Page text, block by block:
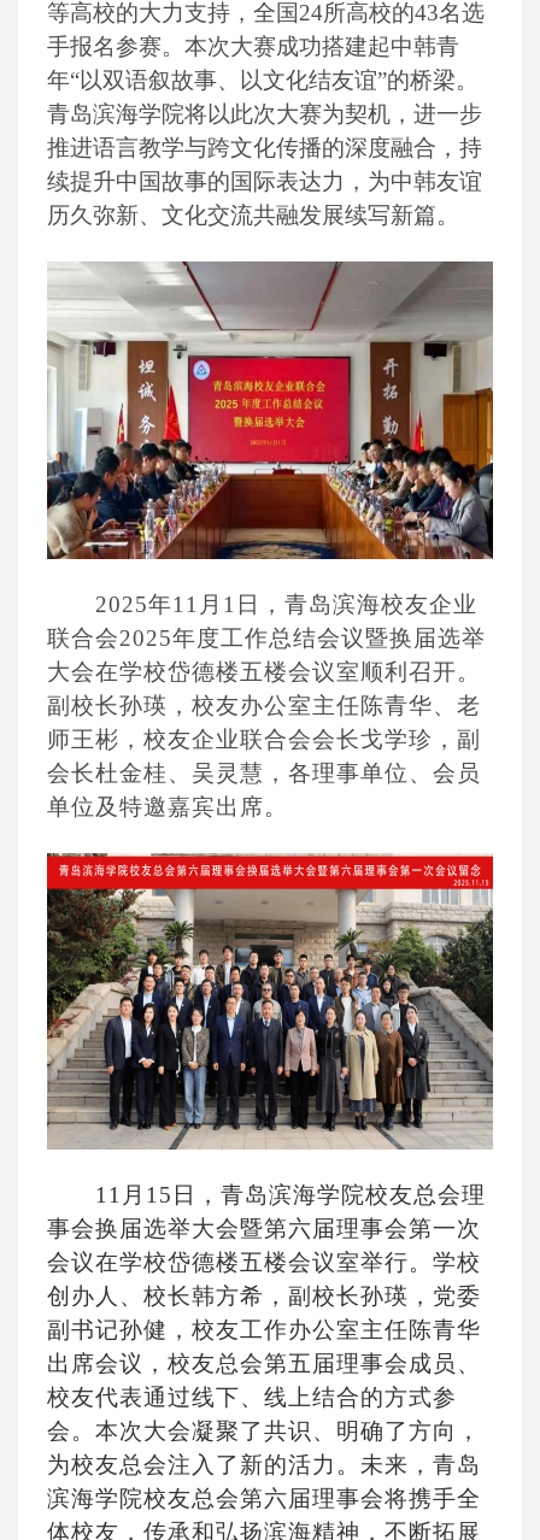
等高校的大力支持，全国24所高校的43名选
手报名参赛。本次大赛成功搭建起中韩青
年“以双语叙故事、以文化结友谊”的桥梁。
青岛滨海学院将以此次大赛为契机，进一步
推进语言教学与跨文化传播的深度融合，持
续提升中国故事的国际表达力，为中韩友谊
历久弥新、文化交流共融发展续写新篇。
2025年11月1日，青岛滨海校友企业
联合会2025年度工作总结会议暨换届选举
大会在学校岱德楼五楼会议室顺利召开。
副校长孙瑛，校友办公室主任陈青华、老
师王彬，校友企业联合会会长戈学珍，副
会长杜金桂、吴灵慧，各理事单位、会员
单位及特邀嘉宾出席。
11月15日，青岛滨海学院校友总会理
事会换届选举大会暨第六届理事会第一次
会议在学校岱德楼五楼会议室举行。学校
创办人、校长韩方希，副校长孙瑛，党委
副书记孙健，校友工作办公室主任陈青华
出席会议，校友总会第五届理事会成员、
校友代表通过线下、线上结合的方式参
会。本次大会凝聚了共识、明确了方向，
为校友总会注入了新的活力。未来，青岛
滨海学院校友总会第六届理事会将携手全
体校友，传承和弘扬滨海精神，不断拓展